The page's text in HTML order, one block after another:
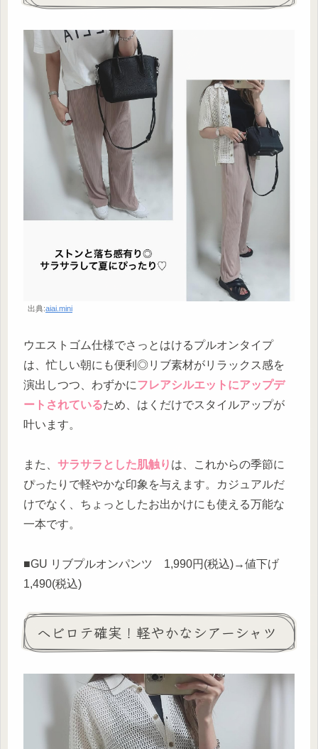
出典:aiai.mini
ウエストゴム仕様でさっとはけるプルオンタイプ
は、忙しい朝にも便利◎リブ素材がリラックス感を
演出しつつ、わずかにフレアシルエットにアップデ
ートされているため、はくだけでスタイルアップが
叶います。
また、 サラサラとした肌触り は、これからの季節に
ぴったりで軽やかな印象を与えます。カジュアルだ
けでなく、ちょっとしたお出かけにも使える万能な
一本です。
■GU リブプルオンパンツ 1,990円(税込)→値下げ
1,490(税込)
ヘビロテ確実！軽やかなシアーシャツ